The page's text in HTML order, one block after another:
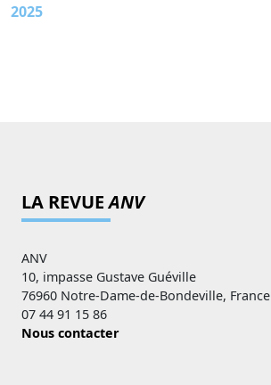
2025
LA REVUEANV
ANV
10, impasse Gustave Guéville
76960 Notre-Dame-de-Bondeville, France
07 44 91 15 86
Nous contacter